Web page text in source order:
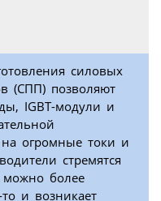
силовых
(СПП) позволяют
IGBT-модули и
на огромные токи и
стремятся
можно более
и возникает